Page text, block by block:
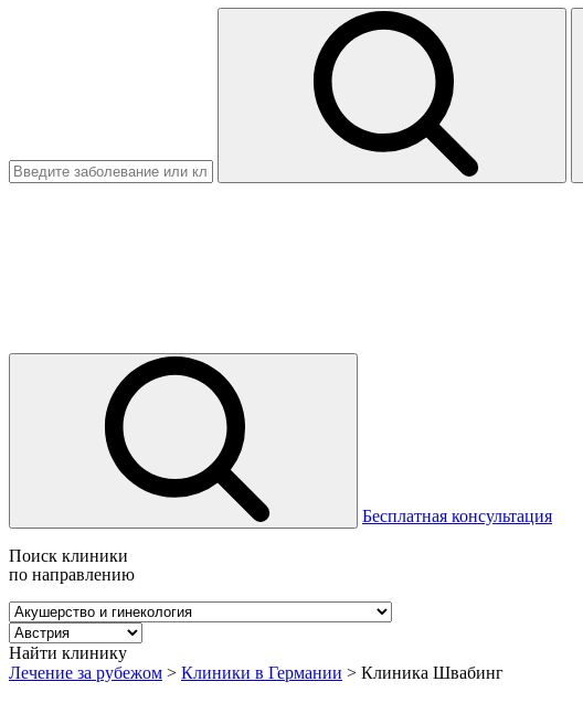
Бесплатная консультация
Поиск клиники
по направлению
Найти клинику
Лечение за рубежом > Клиники в Германии > Клиника Швабинг